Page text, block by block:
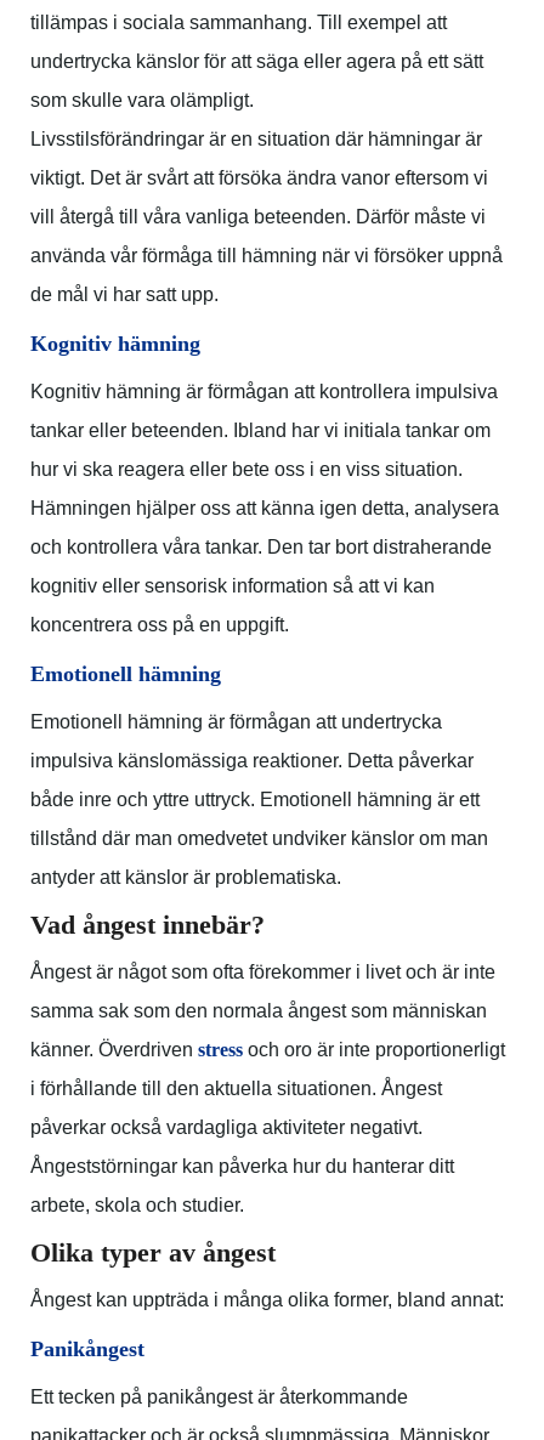
tillämpas i sociala sammanhang. Till exempel att
undertrycka känslor för att säga eller agera på ett sätt
som skulle vara olämpligt.
Livsstilsförändringar är en situation där hämningar är
viktigt. Det är svårt att försöka ändra vanor eftersom vi
vill återgå till våra vanliga beteenden. Därför måste vi
använda vår förmåga till hämning när vi försöker uppnå
de mål vi har satt upp.
Kognitiv hämning
Kognitiv hämning är förmågan att kontrollera impulsiva
tankar eller beteenden. Ibland har vi initiala tankar om
hur vi ska reagera eller bete oss i en viss situation.
Hämningen hjälper oss att känna igen detta, analysera
och kontrollera våra tankar. Den tar bort distraherande
kognitiv eller sensorisk information så att vi kan
koncentrera oss på en uppgift.
Emotionell hämning
Emotionell hämning är förmågan att undertrycka
impulsiva känslomässiga reaktioner. Detta påverkar
både inre och yttre uttryck. Emotionell hämning är ett
tillstånd där man omedvetet undviker känslor om man
antyder att känslor är problematiska.
Vad ångest innebär?
Ångest är något som ofta förekommer i livet och är inte
samma sak som den normala ångest som människan
känner. Överdriven stress och oro är inte proportionerligt
i förhållande till den aktuella situationen. Ångest
påverkar också vardagliga aktiviteter negativt.
Ångeststörningar kan påverka hur du hanterar ditt
arbete, skola och studier.
Olika typer av ångest
Ångest kan uppträda i många olika former, bland annat:
Panikångest
Ett tecken på panikångest är återkommande
panikattacker och är också slumpmässiga. Människor